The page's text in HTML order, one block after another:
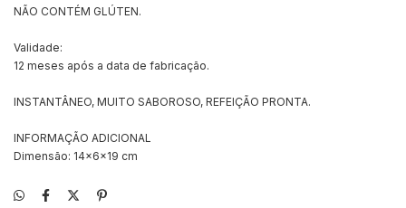
NÃO CONTÉM GLÚTEN.
Validade:
12 meses após a data de fabricação.
INSTANTÂNEO, MUITO SABOROSO, REFEIÇÃO PRONTA.
INFORMAÇÃO ADICIONAL
Dimensão: 14×6×19 cm